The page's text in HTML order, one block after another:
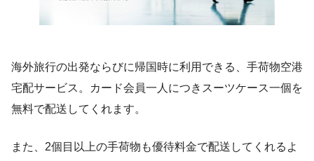
海外旅行の出発ならびに帰国時に利用できる、手荷物空港
宅配サービス。カード会員一人につきスーツケース一個を
無料で配送してくれます。
また、2個目以上の手荷物も優待料金で配送してくれるよ